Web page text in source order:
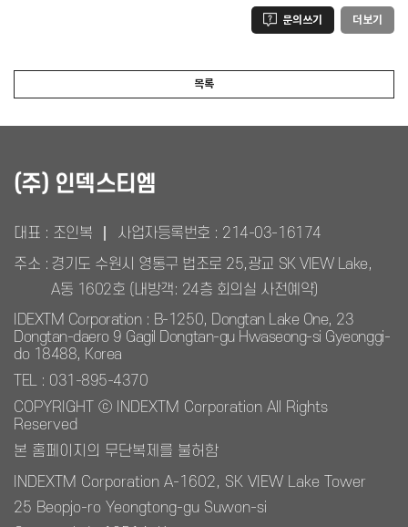
문의쓰기 더보기
목록
(주) 인덱스티엠
대표 : 조인복 사업자등록번호 : 214-03-16174
주소 : 경기도 수원시 영통구 법조로 25,광교 SK VIEW Lake,
A동 1602호 (내방객: 24층 회의실 사전예약)
IDEXTM Corporation : B-1250, Dongtan Lake One, 23
Dongtan-daero 9 Gagil Dongtan-gu Hwaseong-si Gyeonggi-
do 18488, Korea
TEL : 031-895-4370
COPYRIGHT ⓒ INDEXTM Corporation All Rights
Reserved
본 홈페이지의 무단복제를 불허함
INDEXTM Corporation A-1602, SK VIEW Lake Tower
25 Beopjo-ro Yeongtong-gu Suwon-si